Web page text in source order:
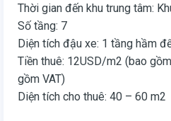
Thời gian đến khu trung tâm:
Số tầng: 7
Diện tích đậu xe: 1 tầng hầm
Tiền thuê: 12USD/m2 (bao
gồm VAT)
Diện tích cho thuê: 40 – 60 m2